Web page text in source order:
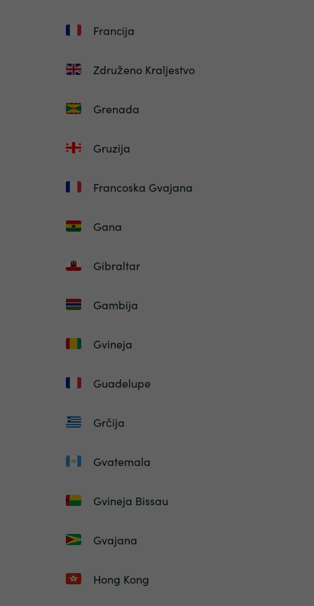
Francija
Združeno Kraljestvo
Grenada
Gruzija
Francoska Gvajana
Gana
Gibraltar
Gambija
Gvineja
Guadelupe
Grčija
Gvatemala
Gvineja Bissau
Gvajana
Hong Kong